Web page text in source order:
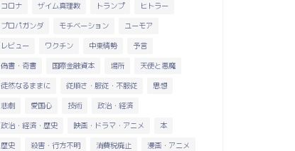
コロナ
ザイム真理教 トランプ
ヒトラー
プロパガンダ
モチベーション
ユーモア
レビュー
ワクチン 中東情勢
予言
偽書・奇書
国際金融資本 場所
天使と悪魔
徒然なるままに
従順さ・服従・不服従
思想
悲劇
愛国心 技術
政治・経済
政治・経済・歴史
映画・ドラマ・アニメ
本
歴史
殺害・行方不明 消費税廃止
漫画・アニメ